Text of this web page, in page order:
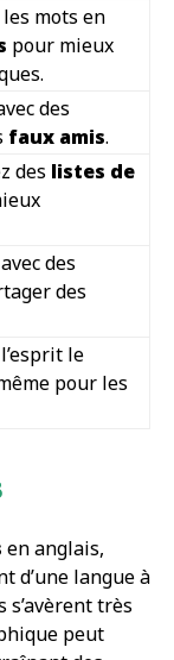
mots en
pour mieux
des
faux amis.
des listes de
des
des
le
pour les
en anglais,
d’une langue à
très
peut